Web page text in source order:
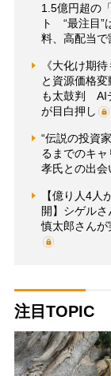
1.5億円超の
ト “最注目”
料、高配当で
《大化け期
と資源価格
も太鼓判 AI
が目白押し
“伝説の投資
るまでのキ
孝氏との出会
【億り人4
開】シゲル
慎太郎さん
注目TOPIC